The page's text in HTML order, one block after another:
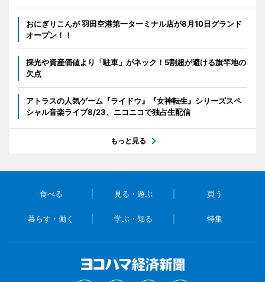
おにぎりこんが 羽田空港第一ターミナル店が8月10日グランド
オープン！！
採光や資産価値より「駐車」がネック！5割超が避ける旗竿地の
欠点
アトラスの人気ゲーム『ライドウ』『女神転生』シリーズスペ
シャル音楽ライブ8/23、ニコニコで独占生配信
もっと見る
食べる 見る・遊ぶ 買う
暮らす・働く 学ぶ・知る 特集